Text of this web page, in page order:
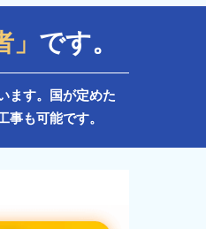
です。
ます。国が定めた
も可能です。